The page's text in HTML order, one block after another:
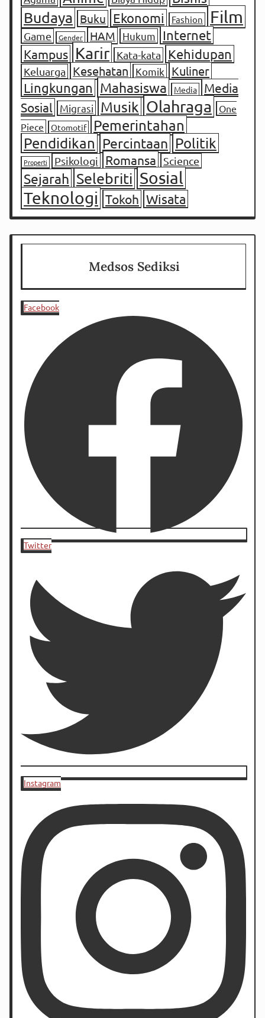
Budaya Buku Ekonomi Fashion Film
Game Gender HAM Hukum
Internet
Kampus Karir Kata-kata Kehidupan
Keluarga Kesehatan Komik Kuliner
Lingkungan Mahasiswa Media
Media
Sosial
Migrasi Musik Olahraga
One
Piece
Otomotif
Pemerintahan
Pendidikan Percintaan Politik
Properti Psikologi Romansa Science
Sejarah Selebriti Sosial
Teknologi Tokoh Wisata
Medsos Sediksi
Facebook
Twitter
Instagram